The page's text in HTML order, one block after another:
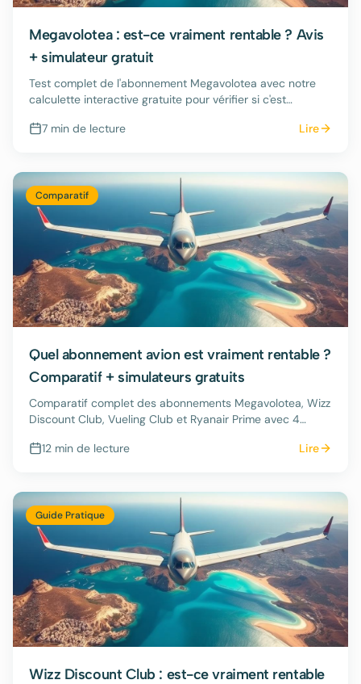
Megavolotea : est-ce vraiment rentable ? Avis
+ simulateur gratuit
Test complet de l'abonnement Megavolotea avec notre
calculette interactive gratuite pour vérifier si c'est
7 min de lecture Lire
Comparatif
Quel abonnement avion est vraiment rentable ?
Comparatif + simulateurs gratuits
Comparatif complet des abonnements Megavolotea, Wizz
Discount Club, Vueling Club et Ryanair Prime avec 4
12 min de lecture Lire
Guide Pratique
Wizz Discount Club : est-ce vraiment rentable